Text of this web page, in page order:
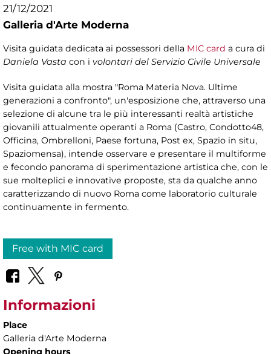
21/12/2021
Galleria d'Arte Moderna
Visita guidata dedicata ai possessori della MIC card a cura di
Daniela Vasta con i volontari del Servizio Civile Universale
Visita guidata alla mostra "Roma Materia Nova. Ultime
generazioni a confronto", un'esposizione che, attraverso una
selezione di alcune tra le più interessanti realtà artistiche
giovanili attualmente operanti a Roma (Castro, Condotto48,
Officina, Ombrelloni, Paese fortuna, Post ex, Spazio in situ,
Spaziomensa), intende osservare e presentare il multiforme
e fecondo panorama di sperimentazione artistica che, con le
sue molteplici e innovative proposte, sta da qualche anno
caratterizzando di nuovo Roma come laboratorio culturale
continuamente in fermento.
Free with MIC card
Informazioni
Place
Galleria d'Arte Moderna
Opening hours